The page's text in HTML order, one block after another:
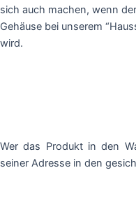
sich auch machen, wenn
Gehäuse bei unserem
wird.
Wer das Produkt in den
seiner Adresse in den